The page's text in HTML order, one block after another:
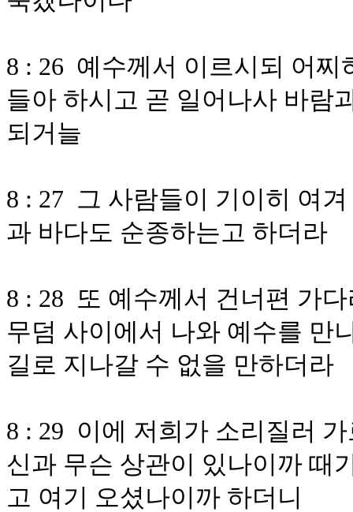
8 : 26 예수께서 이르시되 어
들아 하시고 곧 일어나사 바람
되거늘
8 : 27 그 사람들이 기이히 여
과 바다도 순종하는고 하더라
8 : 28 또 예수께서 건너편 가
무덤 사이에서 나와 예수를 만
길로 지나갈 수 없을 만하더라
8 : 29 이에 저희가 소리질러
신과 무슨 상관이 있나이까 때
고 여기 오셨나이까 하더니